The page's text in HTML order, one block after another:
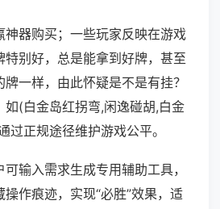
神器购买；一些玩家反映在游戏
特别好，总是能拿到好牌，甚至
一样，由此怀疑是不是有挂？
如(白金岛红拐弯,闲逸碰胡,白金
过正规途径维护游戏公平。
输入需求生成专用辅助工具，
作痕迹，实现“必胜”效果，适